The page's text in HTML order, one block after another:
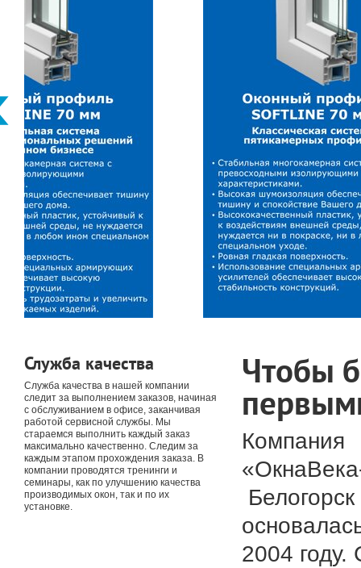
Служба качества
Служба качества в нашей компании
следит за выполнением заказов, начиная
с обслуживанием в офисе, заканчивая
работой сервисной службы. Мы
стараемся выполнить каждый заказ
максимально качественно. Следим за
каждым этапом прохождения заказа. В
компании проводятся тренинги и
семинары, как по улучшению качества
производимых окон, так и по их
установке.
Чтобы
Компания
Белогорск
2004 году.